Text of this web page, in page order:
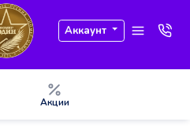
Аккаунт
Акции